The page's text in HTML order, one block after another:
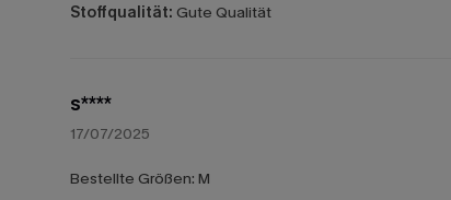
Stoffqualität: Gute Qualität
s****
17/07/2025
Bestellte Größen: M